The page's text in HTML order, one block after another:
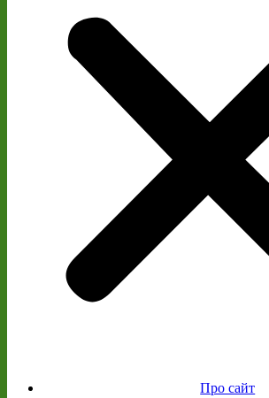
Про сайт